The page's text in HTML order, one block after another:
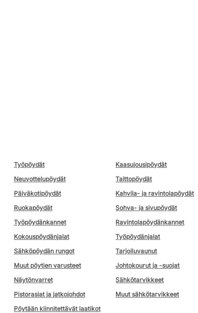
Työpöydät
Kaasujousipöydät
Neuvottelupöydät
Taittopöydät
Päiväkotipöydät
Kahvila- ja ravintolapöydät
Ruokapöydät
Sohva- ja sivupöydät
Työpöydänkannet
Ravintolapöydänkannet
Kokouspöydänjalat
Työpöydänjalat
Sähköpöydän rungot
Tarjoiluvaunut
Muut pöytien varusteet
Johtokourut ja -suojat
Näytönvarret
Sähkötarvikkeet
Pistorasiat ja jatkojohdot
Muut sähkötarvikkeet
Pöytään kiinnitettävät laatikot